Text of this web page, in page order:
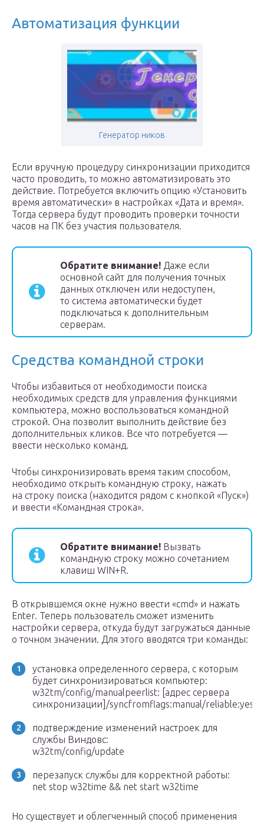
Автоматизация функции
Генератор ников
Если вручную процедуру синхронизации приходится
часто проводить, то можно автоматизировать это
действие. Потребуется включить опцию «Установить
время автоматически» в настройках «Дата и время».
Тогда сервера будут проводить проверки точности
часов на ПК без участия пользователя.
Обратите внимание! Даже если
основной сайт для получения точных
данных отключен или недоступен,
то система автоматически будет
подключаться к дополнительным
серверам.
Средства командной строки
Чтобы избавиться от необходимости поиска
необходимых средств для управления функциями
компьютера, можно воспользоваться командной
строкой. Она позволит выполнить действие без
дополнительных кликов. Все что потребуется —
ввести несколько команд.
Чтобы синхронизировать время таким способом,
необходимо открыть командную строку, нажать
на строку поиска (находится рядом с кнопкой «Пуск»)
и ввести «Командная строка».
Обратите внимание! Вызвать
командную строку можно сочетанием
клавиш WIN+R.
В открывшемся окне нужно ввести «cmd» и нажать
Enter. Теперь пользователь сможет изменить
настройки сервера, откуда будут загружаться данные
о точном значении. Для этого вводятся три команды:
установка определенного сервера, с которым
будет синхронизироваться компьютер:
w32tm/config/manualpeerlist: [адрес сервера
синхронизации]/syncfromflags:manual/reliable:yes
подтверждение изменений настроек для
службы Виндовс:
w32tm/config/update
перезапуск службы для корректной работы:
net stop w32time && net start w32time
Но существует и облегченный способ применения